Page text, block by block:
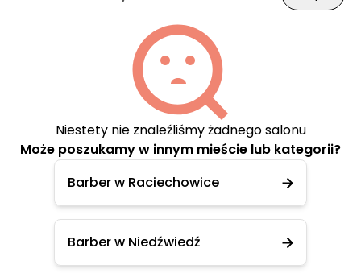
Niestety nie znaleźliśmy żadnego salonu
Może poszukamy w innym mieście lub kategorii?
Barber w Raciechowice
Barber w Niedźwiedź